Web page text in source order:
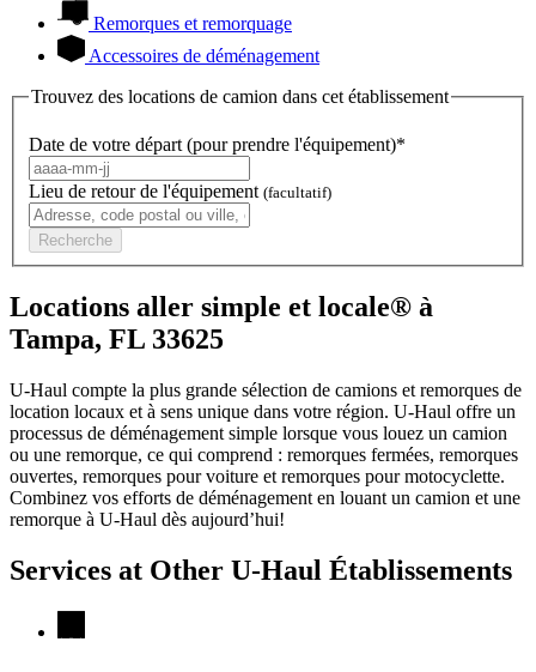
Remorques et remorquage
Accessoires de déménagement
Trouvez des locations de camion dans cet établissement
Date de votre départ (pour prendre l'équipement)*
Lieu de retour de l'équipement (facultatif)
Recherche
Locations aller simple et locale® à
Tampa, FL 33625
U-Haul compte la plus grande sélection de camions et remorques de
location locaux et à sens unique dans votre région. U-Haul offre un
processus de déménagement simple lorsque vous louez un camion
ou une remorque, ce qui comprend : remorques fermées, remorques
ouvertes, remorques pour voiture et remorques pour motocyclette.
Combinez vos efforts de déménagement en louant un camion et une
remorque à U-Haul dès aujourd’hui!
Services at Other U-Haul Établissements